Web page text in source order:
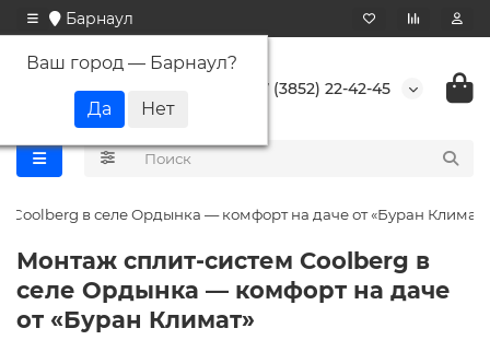
Барнаул
Ваш город — Барнаул?
+7 (3852) 22-42-45
Coolberg в селе Ордынка — комфорт на даче от «Буран Климат»
Монтаж сплит-систем Coolberg в
селе Ордынка — комфорт на даче
от «Буран Климат»